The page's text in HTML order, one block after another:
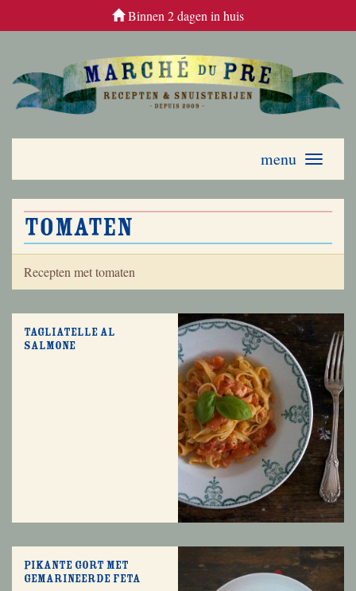
Binnen 2 dagen in huis
Toggle
menu
tomaten
Recepten met tomaten
Tagliatelle al
salmone
Pikante gort met
gemarineerde feta